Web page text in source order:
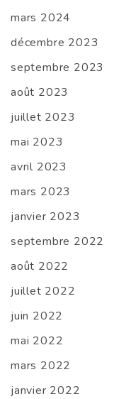
mars 2024
décembre 2023
septembre 2023
août 2023
juillet 2023
mai 2023
avril 2023
mars 2023
janvier 2023
septembre 2022
août 2022
juillet 2022
juin 2022
mai 2022
mars 2022
janvier 2022